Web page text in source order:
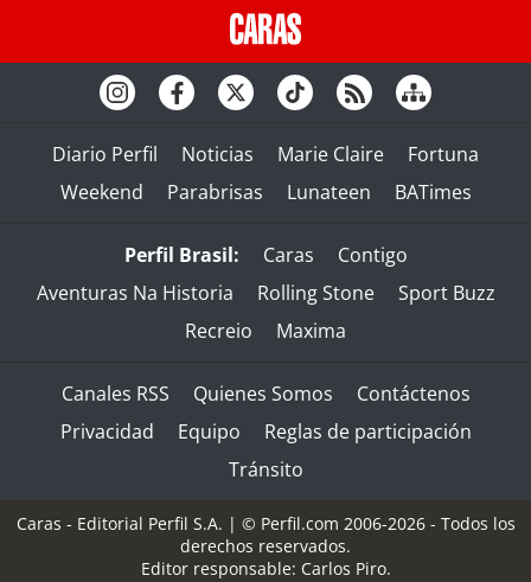
Diario Perfil Noticias Marie Claire
Fortuna
Weekend
Parabrisas Lunateen BATimes
Perfil Brasil: Caras
Contigo
Aventuras Na Historia
Rolling Stone
Sport Buzz
Recreio
Maxima
Canales RSS Quienes Somos
Contáctenos
Privacidad
Equipo
Reglas de participación
Tránsito
Caras - Editorial Perfil S.A. | © Perfil.com 2006-2026 - Todos los
derechos reservados.
Editor responsable: Carlos Piro.